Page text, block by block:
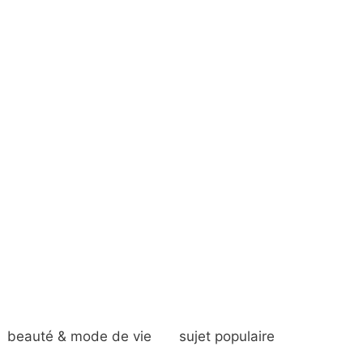
beauté & mode de vie sujet populaire